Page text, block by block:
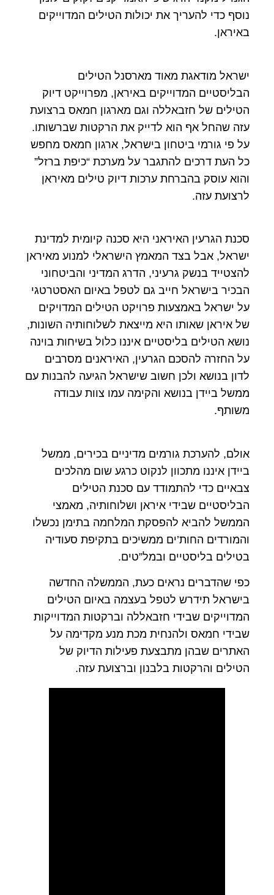
נוסף כדי להעריך את יכולות הטילים המדוייקים
באיראן.
ישראל מודאגת מאוד מארסנל הטילים
הבליסטיים המדוייקים באיראן, מפרוייקט דיוק
הטילים של חזבאללה וגם מארגון חמאס ברצועת
עזה שהחל אף הוא לדייק את הרקטות שברשותו.
על פי גורמי ביטחון בישראל, ארגון חמאס מחפש
כל העת דרכים להתגבר על מערכת “כיפת ברזל”
והוא עוסק בהברחת ערכות דיוק טילים מאיראן
לרצועת עזה.
סכנת הגרעין האיראני היא סכנה קיומית למדינת
ישראל, אבל בצד המאמץ הישראלי למנוע מאיראן
להצטייד בנשק גרעיני, הדרג המדיני והביטחוני
הבכיר בישראל חייב גם לטפל באיום האסטרטגי
על ישראל באמצעות פרויקט הטילים המדויקים
של איראן שאותו היא מייצאת לשלוחותיה השונות,
נושא הטילים בליסטיים איננו כלול בשיחות בוינה
על החזרה להסכם הגרעין, האיראנים מסרבים
לדון בנושא ולכן חשוב שישראל הגיעה להבנות עם
ממשל ביידן בנושא והקימה עמו צוות עבודה
משותף.
אולם, להערכת גורמים מדיניים בכירים, ממשל
ביידן איננו מתכוון לנקוט כרגע שום מהלכים
צבאיים כדי להתמודד עם סכנת הטילים
הבליסטיים שבידי איראן ושלוחותיה, מאמצי
הממשל להביא להפסקת המלחמה בתימן נכשלו
והמורדים החות’ים ממשיכים בתקיפת סעודיה
בטילים בליסטיים ובמל”טים.
כפי שהדברים נראים כעת, הממשלה החדשה
בישראל תידרש לטפל בעצמה באיום הטילים
המדוייקים שבידי חזבאללה וברקטות המדוייקות
שבידי חמאס ולהנחית מכת מנע מקדימה על
האתרים שבהן מתבצעת פעילות הדיוק של
הטילים והרקטות בלבנון וברצועת עזה.